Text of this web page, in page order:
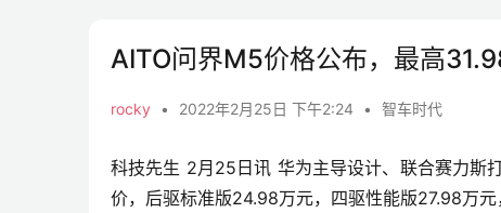
AITO问界M5价格公布，最高
rocky • 2022年2月25日 下午2:24 • 智车时代
科技先生 2月25日讯 华为主导设计、联合赛力斯
价，后驱标准版24.98万元，四驱性能版27.98万元